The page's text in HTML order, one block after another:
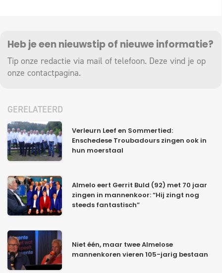
Heb je een nieuwstip of nieuwe informatie?
Tip onze redactie via mail of telefoon. Deze vind je op
onze contactpagina.
GERELATEERD
Verleurn Leef en Sommertied:
Enschedese Troubadours zingen ook in
hun moerstaal
Almelo eert Gerrit Buld (92) met 70 jaar
zingen in mannenkoor: “Hij zingt nog
steeds fantastisch”
Niet één, maar twee Almelose
mannenkoren vieren 105-jarig bestaan